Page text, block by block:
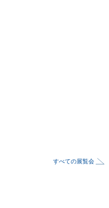
すべての展覧会